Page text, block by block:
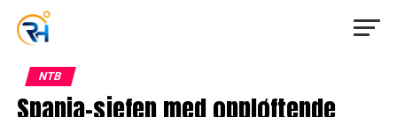
NTB
Spania-sjefen med oppløftende